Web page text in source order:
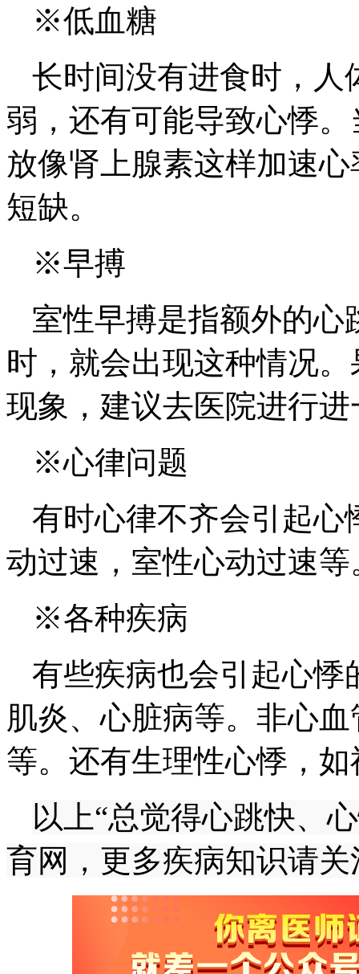
※低血糖
长时间没有进食时，人
弱，还有可能导致心悸
放像肾上腺素这样加速
短缺。
※早搏
室性早搏是指额外的心
时，就会出现这种情况
现象，建议去医院进行
※心律问题
有时心律不齐会引起心
动过速，室性心动过速等
※各种疾病
有些疾病也会引起心悸
肌炎、心脏病等。非心
等。还有生理性心悸，
以上“总觉得心跳快、
育网，更多疾病知识请